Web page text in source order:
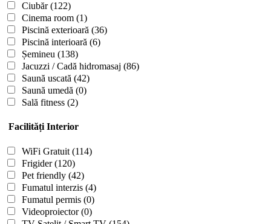
Ciubăr(122)
Cinema room (1)
Piscină exterioară (36)
Piscină interioară (6)
Șemineu (138)
Jacuzzi / Cadă hidromasaj (86)
Saună uscată (42)
Saună umedă (0)
Sală fitness (2)
Facilități Interior
WiFi Gratuit (114)
Frigider(120)
Pet friendly (42)
Fumatul interzis (4)
Fumatul permis (0)
Videoproiector(0)